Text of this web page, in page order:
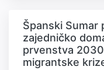
Španski Sumar
zajedničko
prvenstva
migrantske